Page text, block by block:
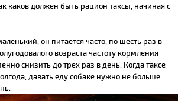
каков должен быть рацион таксы, начиная с
он питается часто, по шесть раз в
возраста частоту кормления
снизить до трех раз в день. Когда таксе
давать еду собаке нужно не больше